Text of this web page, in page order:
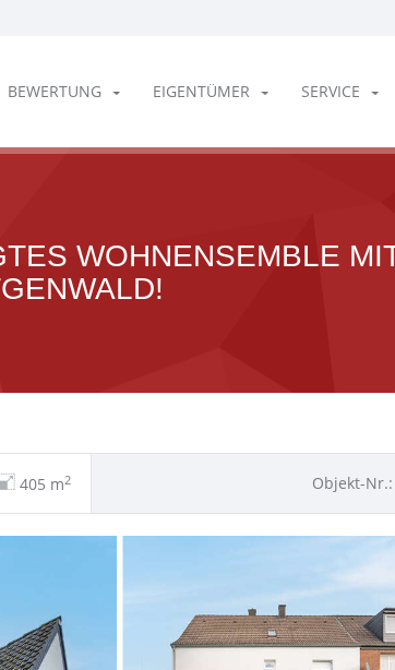
BEWERTUNG EIGENTÜMER SERVICE
WOHNENSEMBLE
405 m2 Objekt-Nr.: